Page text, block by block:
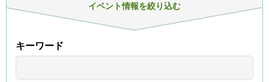
イベント情報を絞り込む
キーワード